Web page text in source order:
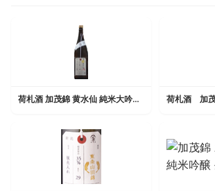
荷札酒 加茂錦 黄水仙 純米大吟醸 生